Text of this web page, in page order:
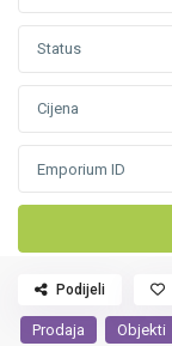
Status
Cijena
Prodaja Objekti
Podijeli